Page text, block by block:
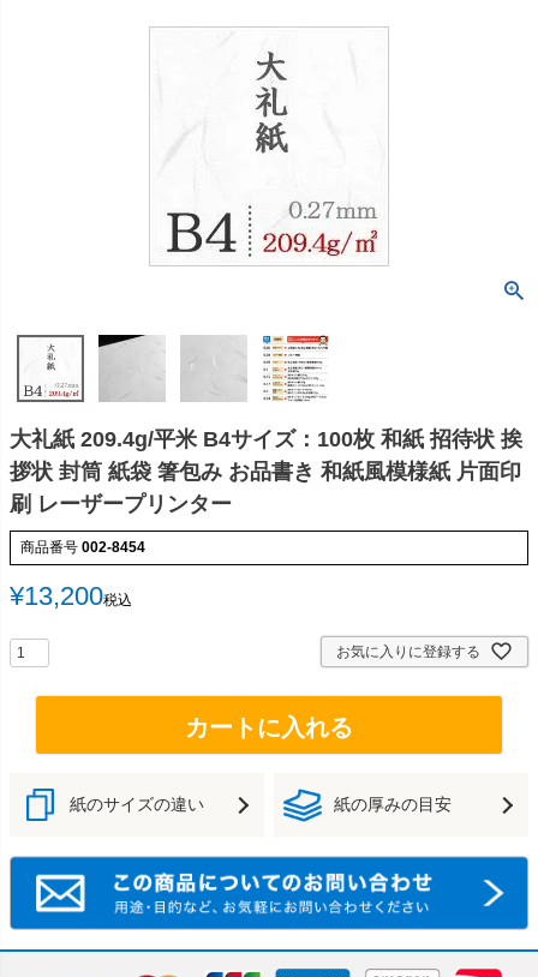
大礼紙 209.4g/平米 B4サイズ：100枚 和紙 招待状 挨
拶状 封筒 紙袋 箸包み お品書き 和紙風模様紙 片面印
刷 レーザープリンター
商品番号 002-8454
¥13,200税込
お気に入りに登録する
カートに入れる
紙のサイズの違い 紙の厚みの目安